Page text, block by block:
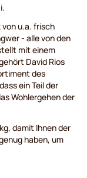
von u.a. frisch
- alle von den
mit einem
David Rios
des
ein Teil der
Wohlergehen der
damit Ihnen der
haben, um